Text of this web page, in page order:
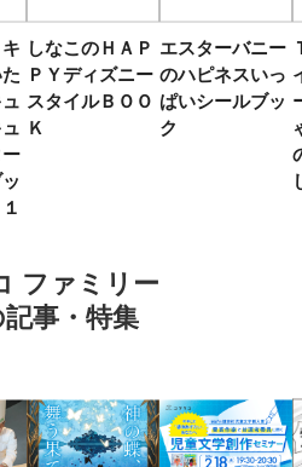
しなこのＨＡＰ
ＰＹディズニー
スタイルＢＯＯ
Ｋ
エスターバニー
のハピネスいっ
ぱいシールブッ
ク
ファミリー
事・特集